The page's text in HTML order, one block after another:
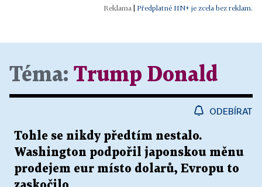
Předplatné HN+ je zcela bez reklam.
Téma: Trump Donald
ODEBÍRAT
Tohle se nikdy předtím nestalo.
Washington podpořil japonskou měnu
prodejem eur místo dolarů, Evropu to